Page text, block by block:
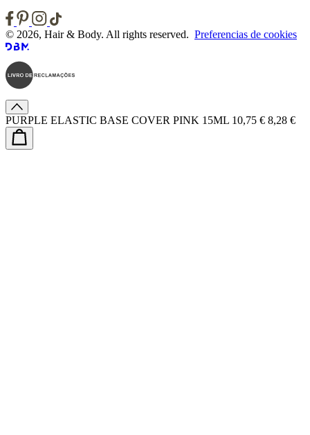
© 2026, Hair & Body. All rights reserved. Preferencias de cookies
PURPLE ELASTIC BASE COVER PINK 15ML 10,75 € 8,28 €